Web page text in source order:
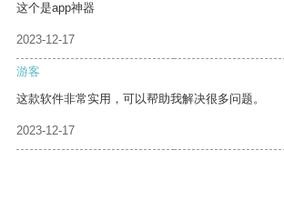
这个是app神器
2023-12-17
游客
这款软件非常实用，可以帮助我解决很多问题。
2023-12-17